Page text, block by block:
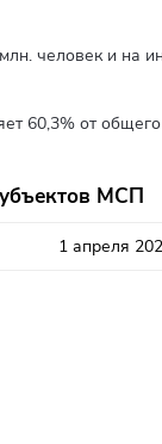
человек и на
60,3% от
МСП
1 апреля